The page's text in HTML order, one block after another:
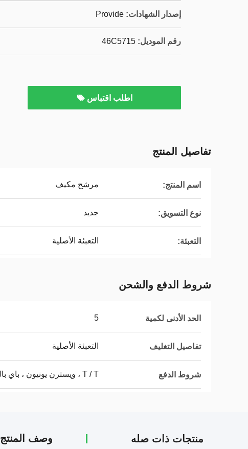
إصدار الشهادات: Provide
رقم الموديل: 46C5715
اطلب اقتباس
تفاصيل المنتج
اسم المنتج: مرشح مكيف
نوع التسويق: جديد
التعبئة: التعبئة الأصلية
شروط الدفع والشحن
الحد الأدنى لكمية 5
تفاصيل التغليف التعبئة الأصلية
شروط الدفع T / T ، ويسترن يونيون ، باي بال
منتجات ذات صله وصف المنتج